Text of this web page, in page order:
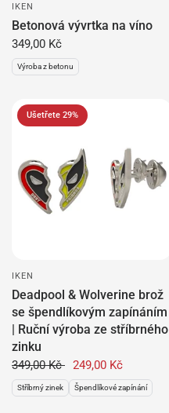
IKEN
Betonová vývrtka na víno
349,00 Kč
Výroba z betonu
Ušetřete 29%
IKEN
Deadpool & Wolverine brož
se špendlíkovým zapínáním
| Ruční výroba ze stříbrného
zinku
349,00 Kč 249,00 Kč
Stříbrný zinek Špendlíkové zapínání